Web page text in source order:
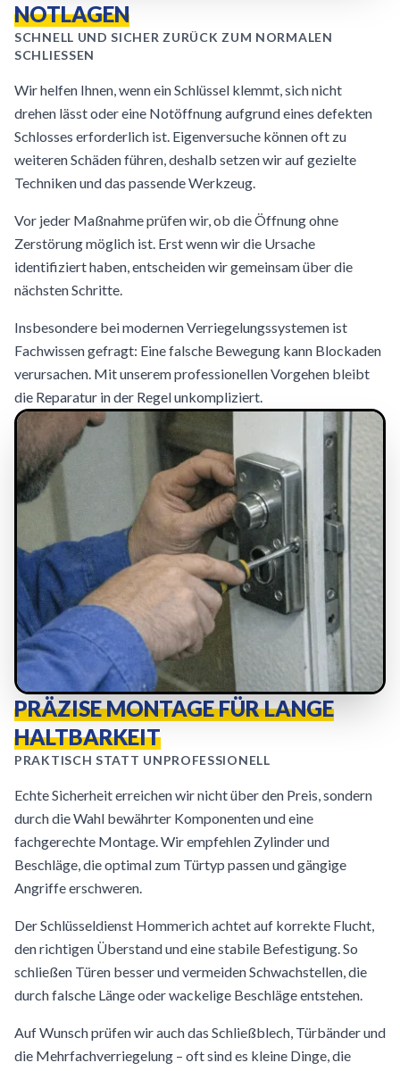
NOTLAGEN
SCHNELL UND SICHER ZURÜCK ZUM NORMALEN
SCHLIESSEN
Wir helfen Ihnen, wenn ein Schlüssel klemmt, sich nicht
drehen lässt oder eine Notöffnung aufgrund eines defekten
Schlosses erforderlich ist. Eigenversuche können oft zu
weiteren Schäden führen, deshalb setzen wir auf gezielte
Techniken und das passende Werkzeug.
Vor jeder Maßnahme prüfen wir, ob die Öffnung ohne
Zerstörung möglich ist. Erst wenn wir die Ursache
identifiziert haben, entscheiden wir gemeinsam über die
nächsten Schritte.
Insbesondere bei modernen Verriegelungssystemen ist
Fachwissen gefragt: Eine falsche Bewegung kann Blockaden
verursachen. Mit unserem professionellen Vorgehen bleibt
die Reparatur in der Regel unkompliziert.
PRÄZISE MONTAGE FÜR LANGE
HALTBARKEIT
PRAKTISCH STATT UNPROFESSIONELL
Echte Sicherheit erreichen wir nicht über den Preis, sondern
durch die Wahl bewährter Komponenten und eine
fachgerechte Montage. Wir empfehlen Zylinder und
Beschläge, die optimal zum Türtyp passen und gängige
Angriffe erschweren.
Der Schlüsseldienst Hommerich achtet auf korrekte Flucht,
den richtigen Überstand und eine stabile Befestigung. So
schließen Türen besser und vermeiden Schwachstellen, die
durch falsche Länge oder wackelige Beschläge entstehen.
Auf Wunsch prüfen wir auch das Schließblech, Türbänder und
die Mehrfachverriegelung – oft sind es kleine Dinge, die